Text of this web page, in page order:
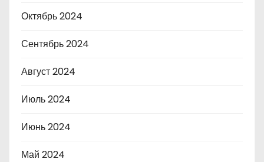
Октябрь 2024
Сентябрь 2024
Август 2024
Июль 2024
Июнь 2024
Май 2024